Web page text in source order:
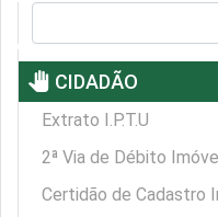
pan_tool CIDADÃO
Extrato I.P.T.U
2ª Via de Débito
Certidão de Cadastro